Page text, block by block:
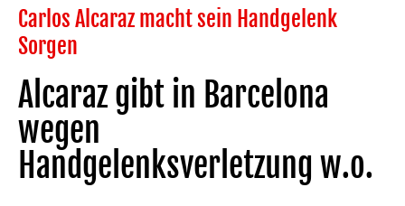
Carlos Alcaraz macht sein Handgelenk
Sorgen
Alcaraz gibt in Barcelona
wegen
Handgelenksverletzung w.o.